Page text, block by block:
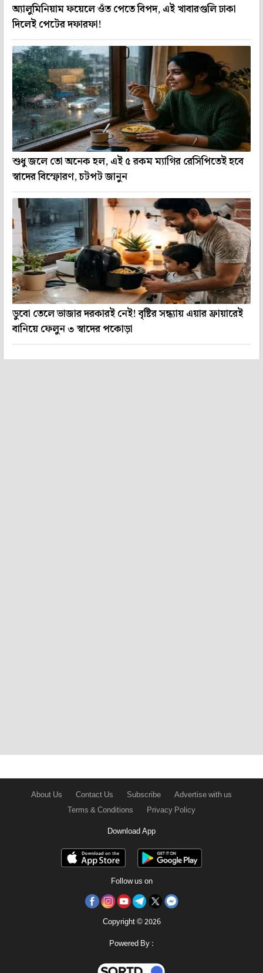
অ্যালুমিনিয়াম ফয়েলে ওঁত পেতে বিপদ, এই খাবারগুলি ঢাকা
দিলেই পেটের দফারফা!
শুধু জলে তো অনেক হল, এই ৫ রকম ম্যাগির রেসিপিতেই হবে
স্বাদের বিস্ফোরণ, চটপট জানুন
ডুবো তেলে ভাজার দরকারই নেই! বৃষ্টির সন্ধ্যায় এয়ার ফ্রায়ারেই
বানিয়ে ফেলুন ৩ স্বাদের পকোড়া
About Us Contact Us Subscribe
Advertise with us
Terms & Conditions
Privacy Policy
Download App
Follow us on
Copyright © 2026
Powered By :